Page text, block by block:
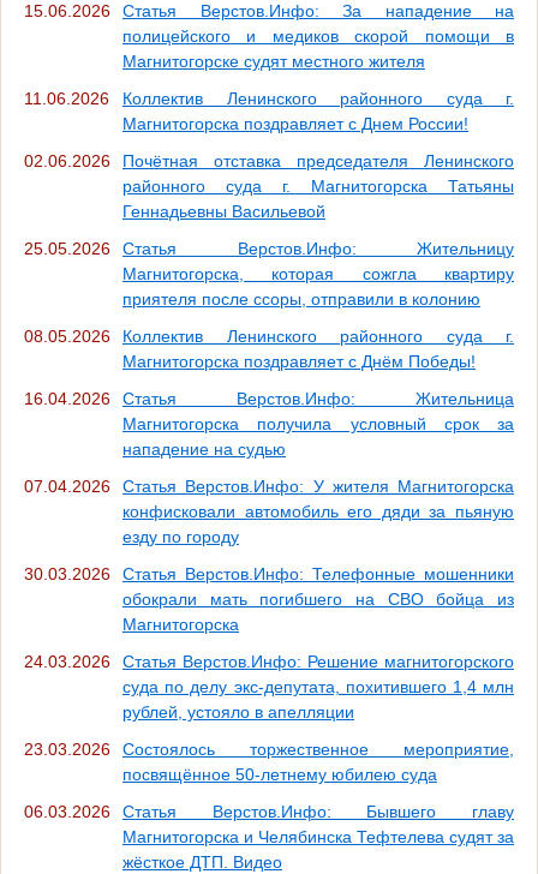
15.06.2026
Статья Верстов.Инфо: За нападение на
полицейского и медиков скорой помощи в
Магнитогорске судят местного жителя
11.06.2026
Коллектив Ленинского районного суда г.
Магнитогорска поздравляет с Днем России!
02.06.2026
Почётная отставка председателя Ленинского
районного суда г. Магнитогорска Татьяны
Геннадьевны Васильевой
25.05.2026
Статья Верстов.Инфо: Жительницу
Магнитогорска, которая сожгла квартиру
приятеля после ссоры, отправили в колонию
08.05.2026
Коллектив Ленинского районного суда г.
Магнитогорска поздравляет с Днём Победы!
16.04.2026
Статья Верстов.Инфо: Жительница
Магнитогорска получила условный срок за
нападение на судью
07.04.2026
Статья Верстов.Инфо: У жителя Магнитогорска
конфисковали автомобиль его дяди за пьяную
езду по городу
30.03.2026
Статья Верстов.Инфо: Телефонные мошенники
обокрали мать погибшего на СВО бойца из
Магнитогорска
24.03.2026
Статья Верстов.Инфо: Решение магнитогорского
суда по делу экс-депутата, похитившего 1,4 млн
рублей, устояло в апелляции
23.03.2026
Состоялось торжественное мероприятие,
посвящённое 50-летнему юбилею суда
06.03.2026
Статья Верстов.Инфо: Бывшего главу
Магнитогорска и Челябинска Тефтелева судят за
жёсткое ДТП. Видео